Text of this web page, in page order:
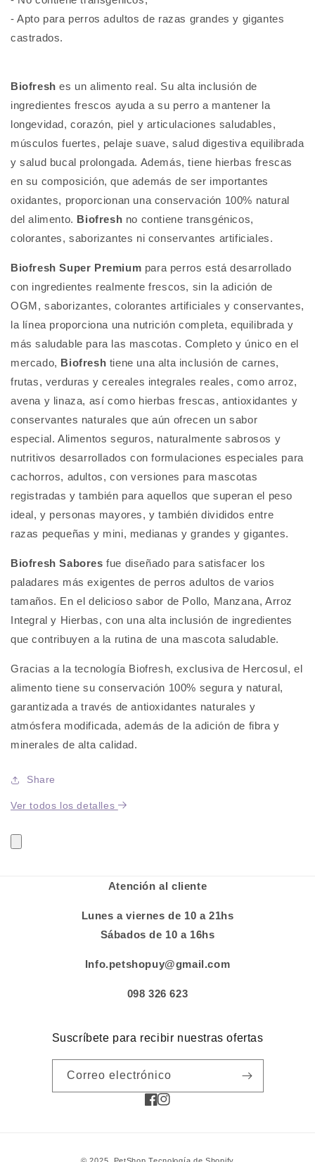
- Apto para perros adultos de razas grandes y gigantes
castrados.
Biofresh es un alimento real. Su alta inclusión de
ingredientes frescos ayuda a su perro a mantener la
longevidad, corazón, piel y articulaciones saludables,
músculos fuertes, pelaje suave, salud digestiva equilibrada
y salud bucal prolongada. Además, tiene hierbas frescas
en su composición, que además de ser importantes
oxidantes, proporcionan una conservación 100% natural
del alimento. Biofresh no contiene transgénicos,
colorantes, saborizantes ni conservantes artificiales.
Biofresh Super Premium para perros está desarrollado
con ingredientes realmente frescos, sin la adición de
OGM, saborizantes, colorantes artificiales y conservantes,
la línea proporciona una nutrición completa, equilibrada y
más saludable para las mascotas. Completo y único en el
mercado, Biofresh tiene una alta inclusión de carnes,
frutas, verduras y cereales integrales reales, como arroz,
avena y linaza, así como hierbas frescas, antioxidantes y
conservantes naturales que aún ofrecen un sabor
especial. Alimentos seguros, naturalmente sabrosos y
nutritivos desarrollados con formulaciones especiales para
cachorros, adultos, con versiones para mascotas
registradas y también para aquellos que superan el peso
ideal, y personas mayores, y también divididos entre
razas pequeñas y mini, medianas y grandes y gigantes.
Biofresh Sabores fue diseñado para satisfacer los
paladares más exigentes de perros adultos de varios
tamaños. En el delicioso sabor de Pollo, Manzana, Arroz
Integral y Hierbas, con una alta inclusión de ingredientes
que contribuyen a la rutina de una mascota saludable.
Gracias a la tecnología Biofresh, exclusiva de Hercosul, el
alimento tiene su conservación 100% segura y natural,
garantizada a través de antioxidantes naturales y
atmósfera modificada, además de la adición de fibra y
minerales de alta calidad.
Share
Ver todos los detalles
Atención al cliente
Lunes a viernes de 10 a 21hs
Sábados de 10 a 16hs
Info.petshopuy@gmail.com
098 326 623
Suscríbete para recibir nuestras ofertas
Correo electrónico
Facebook
Instagram